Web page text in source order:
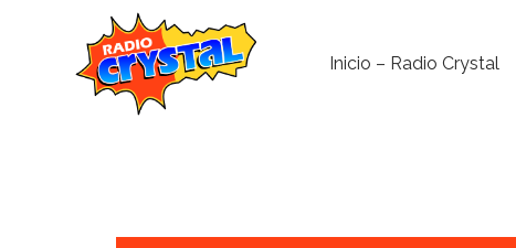
Inicio – Radio Crystal